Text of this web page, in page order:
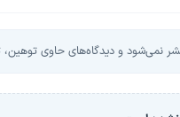
نمی‌شود و دیدگاه‌های حاوی توهین،